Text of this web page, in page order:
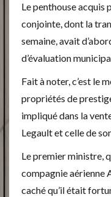
Le penthouse acquis
conjointe, dont la
semaine, avait
d’évaluation
Fait à noter, c’est le
propriétés de
impliqué dans la
Legault et celle de
Le premier ministre,
compagnie aérienne
caché qu’il était